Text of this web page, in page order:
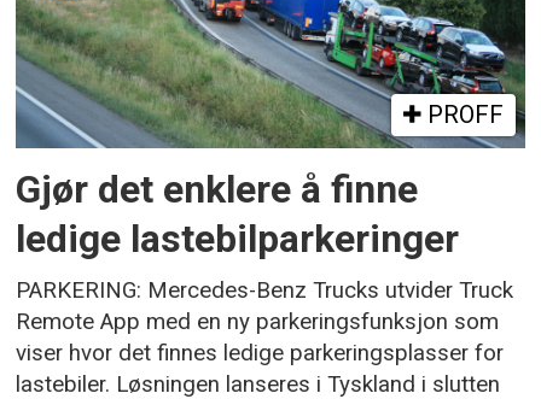
PROFF
Gjør det enklere å finne
ledige lastebilparkeringer
PARKERING: Mercedes-Benz Trucks utvider Truck
Remote App med en ny parkeringsfunksjon som
viser hvor det finnes ledige parkeringsplasser for
lastebiler. Løsningen lanseres i Tyskland i slutten